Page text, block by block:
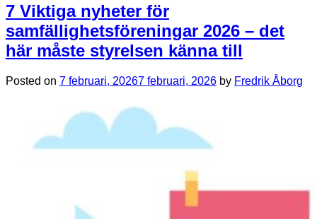
7 Viktiga nyheter för
samfällighetsföreningar 2026 – det
här måste styrelsen känna till
Posted on 7 februari, 20267 februari, 2026 by Fredrik Åborg